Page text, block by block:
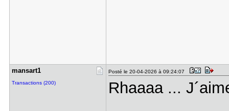
mansart1
Transactions (200)
Posté le 20-04-2026 à 09:24:07
Rhaaaa ...